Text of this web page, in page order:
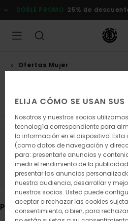
la
productos
de descuento suplementario en
Ofertas Mujer
Tops Sudaderas y Sudaderas
Mantén el contacto,
productos estarán
Puede que también te gusten
ELIJA CÓMO SE USAN SUS
Nosotros y nuestros socios
tecnología correspondiente para
la información en el dispositivo.
(como datos de navegación y
para: presentarle anuncios y
medir el rendimiento de la
presentar las anuncios
nuestra audiencia, desarrollar y
nuestros socios. Usted puede
aceptar o rechazar las cookies
consentimiento, o bien, para